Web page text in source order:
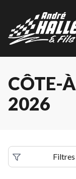
CÔTE-
2026
Filtres